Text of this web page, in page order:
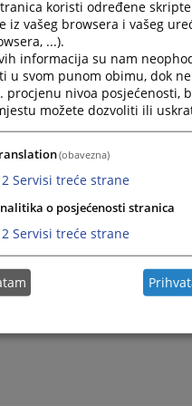
koristi određene
iz vašeg browsera i vašeg
...).
informacija su nam
u svom punom obimu, dok
procjenu nivoa posjećenosti,
možete dozvoliti ili
(obavezna)
2 Servisi treće strane
o posjećenosti stranica
2 Servisi treće strane